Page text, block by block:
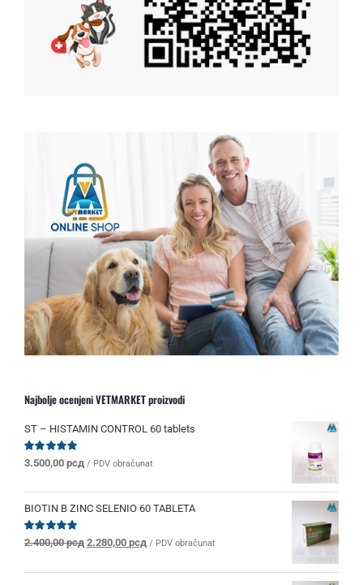
Najbolje ocenjeni VETMARKET proizvodi
ST – HISTAMIN CONTROL 60 tablets
Ocenjeno
od 5
3.500,00 рсд / PDV obračunat
BIOTIN B ZINC SELENIO 60 TABLETA
Ocenjeno
od 5
2.400,00рсд Originalna
je
2.280,00 рсдTrenutna
je:
/ PDV obračunat